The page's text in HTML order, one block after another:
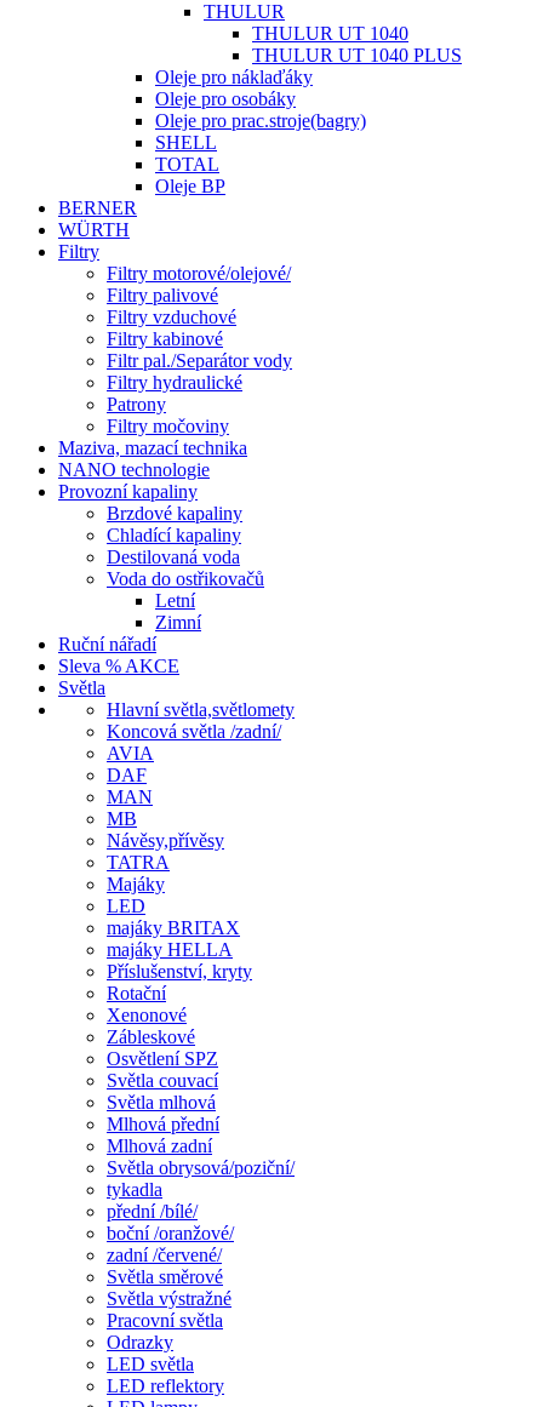
THULUR
THULUR UT 1040
THULUR UT 1040 PLUS
Oleje pro náklaďáky
Oleje pro osobáky
Oleje pro prac.stroje(bagry)
SHELL
TOTAL
Oleje BP
BERNER
WÜRTH
Filtry
Filtry motorové/olejové/
Filtry palivové
Filtry vzduchové
Filtry kabinové
Filtr pal./Separátor vody
Filtry hydraulické
Patrony
Filtry močoviny
Maziva, mazací technika
NANO technologie
Provozní kapaliny
Brzdové kapaliny
Chladící kapaliny
Destilovaná voda
Voda do ostřikovačů
Letní
Zimní
Ruční nářadí
Sleva % AKCE
Světla
Hlavní světla,světlomety
Koncová světla /zadní/
AVIA
DAF
MAN
MB
Návěsy,přívěsy
TATRA
Majáky
LED
majáky BRITAX
majáky HELLA
Příslušenství, kryty
Rotační
Xenonové
Zábleskové
Osvětlení SPZ
Světla couvací
Světla mlhová
Mlhová přední
Mlhová zadní
Světla obrysová/poziční/
tykadla
přední /bílé/
boční /oranžové/
zadní /červené/
Světla směrové
Světla výstražné
Pracovní světla
Odrazky
LED světla
LED reflektory